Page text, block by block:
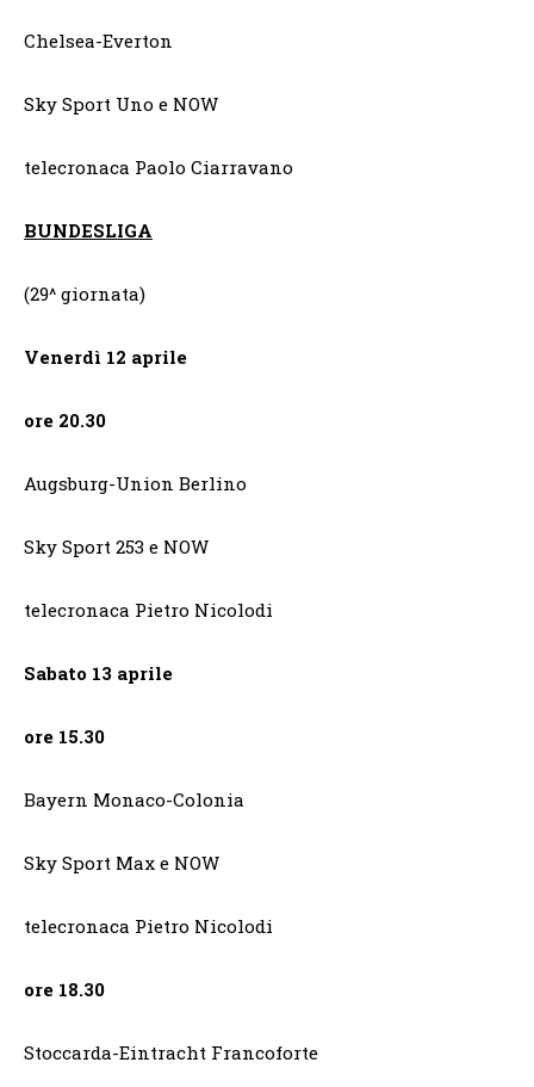
Chelsea-Everton
Sky Sport Uno e NOW
telecronaca Paolo Ciarravano
BUNDESLIGA
(29^ giornata)
Venerdì 12 aprile
ore 20.30
Augsburg-Union Berlino
Sky Sport 253 e NOW
telecronaca Pietro Nicolodi
Sabato 13 aprile
ore 15.30
Bayern Monaco-Colonia
Sky Sport Max e NOW
telecronaca Pietro Nicolodi
ore 18.30
Stoccarda-Eintracht Francoforte